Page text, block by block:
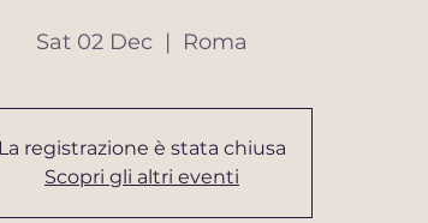
Sat 02 Dec
  |
Roma
La registrazione è stata chiusa
Scopri gli altri eventi